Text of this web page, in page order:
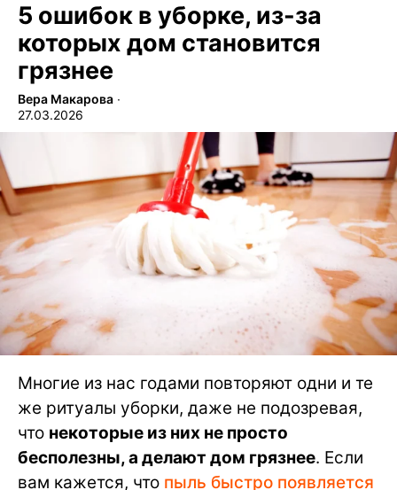
5 ошибок в уборке, из-за
которых дом становится
грязнее
Вера Макарова ∙
27.03.2026
Многие из нас годами повторяют одни и те
же ритуалы уборки, даже не подозревая,
что некоторые из них не просто
бесполезны, а делают дом грязнее. Если
вам кажется, что пыль быстро появляется